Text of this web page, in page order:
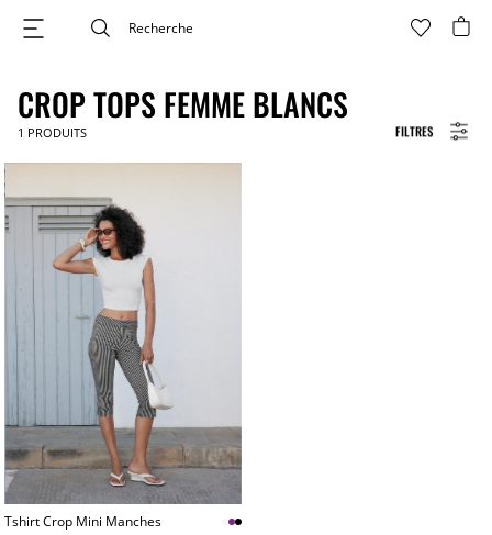
FILTRES
CROP TOPS FEMME BLANCS
1 PRODUITS
Tshirt Crop Mini Manches